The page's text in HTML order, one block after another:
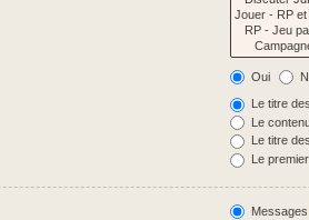
Oui
Le titre
Le
Le titre
Le
Messages